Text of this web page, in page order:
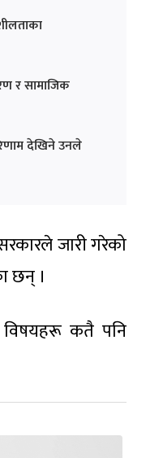
र सामाजिक
देखिने उनले
जारी गरेको
छन् ।
विषयहरू कतै पनि